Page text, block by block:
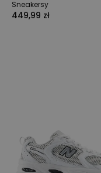
Sneakersy
449,99 zł